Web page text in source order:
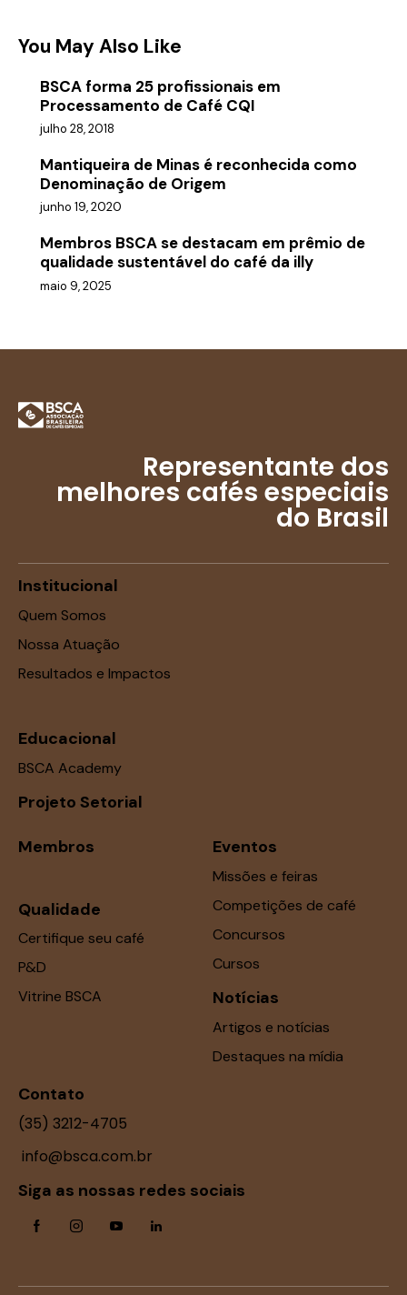
You May Also Like
BSCA forma 25 profissionais em
Processamento de Café CQI
julho 28, 2018
Mantiqueira de Minas é reconhecida como
Denominação de Origem
junho 19, 2020
Membros BSCA se destacam em prêmio de
qualidade sustentável do café da illy
maio 9, 2025
Representante dos
melhores cafés especiais
do Brasil
Institucional
Quem Somos
Nossa Atuação
Resultados e Impactos
Educacional
BSCA Academy
Projeto Setorial
Membros
Qualidade
Certifique seu café
P&D
Vitrine BSCA
Eventos
Missões e feiras
Competições de café
Concursos
Cursos
Notícias
Artigos e notícias
Destaques na mídia
Contato
(35) 3212-4705
info@bsca.com.br
Siga as nossas redes sociais